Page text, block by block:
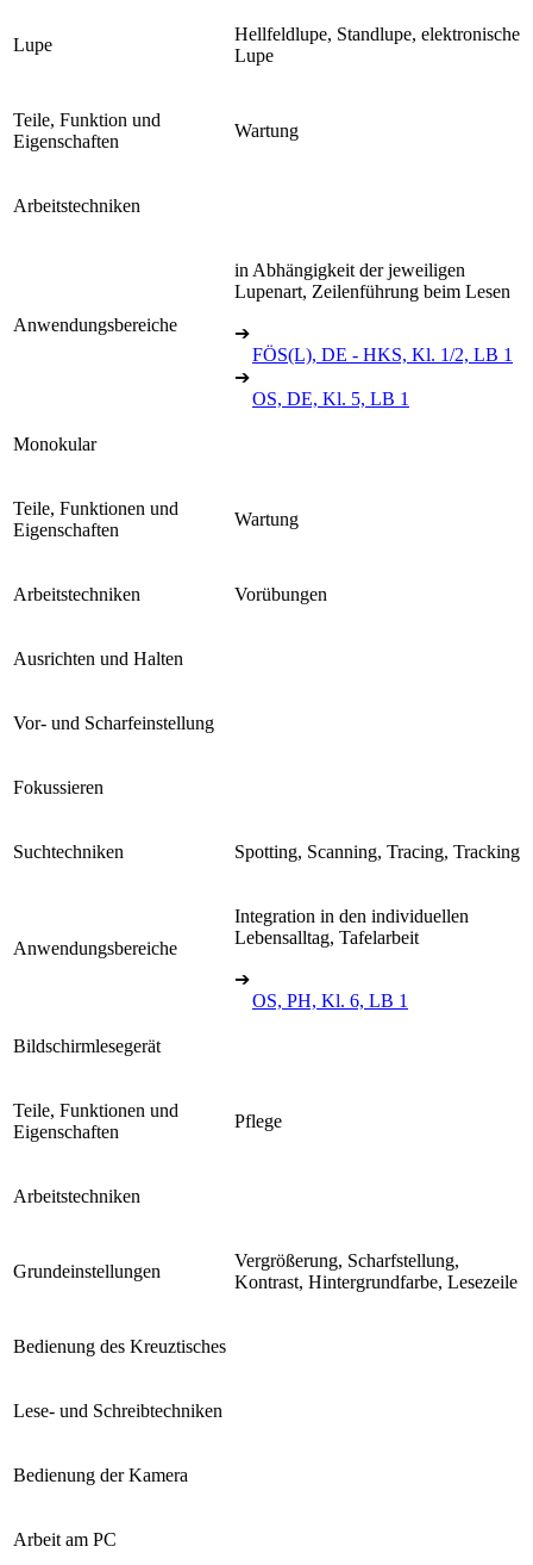
Lupe
Hellfeldlupe, Standlupe, elektronische
Lupe
Teile, Funktion und
Eigenschaften
Wartung
Arbeitstechniken
Anwendungsbereiche
in Abhängigkeit der jeweiligen
Lupenart, Zeilenführung beim Lesen
➔
FÖS(L), DE - HKS, Kl. 1/2, LB 1
➔
OS, DE, Kl. 5, LB 1
Monokular
Teile, Funktionen und
Eigenschaften
Wartung
Arbeitstechniken Vorübungen
Ausrichten und Halten
Vor- und Scharfeinstellung
Fokussieren
Suchtechniken Spotting, Scanning, Tracing, Tracking
Anwendungsbereiche
Integration in den individuellen
Lebensalltag, Tafelarbeit
➔
OS, PH, Kl. 6, LB 1
Bildschirmlesegerät
Teile, Funktionen und
Eigenschaften
Pflege
Arbeitstechniken
Grundeinstellungen
Vergrößerung, Scharfstellung,
Kontrast, Hintergrundfarbe, Lesezeile
Bedienung des Kreuztisches
Lese- und Schreibtechniken
Bedienung der Kamera
Arbeit am PC